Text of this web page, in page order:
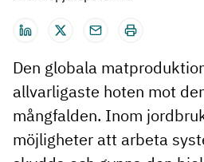
Den globala
allvarligaste hoten mot
mångfalden. Inom
möjligheter att arbeta